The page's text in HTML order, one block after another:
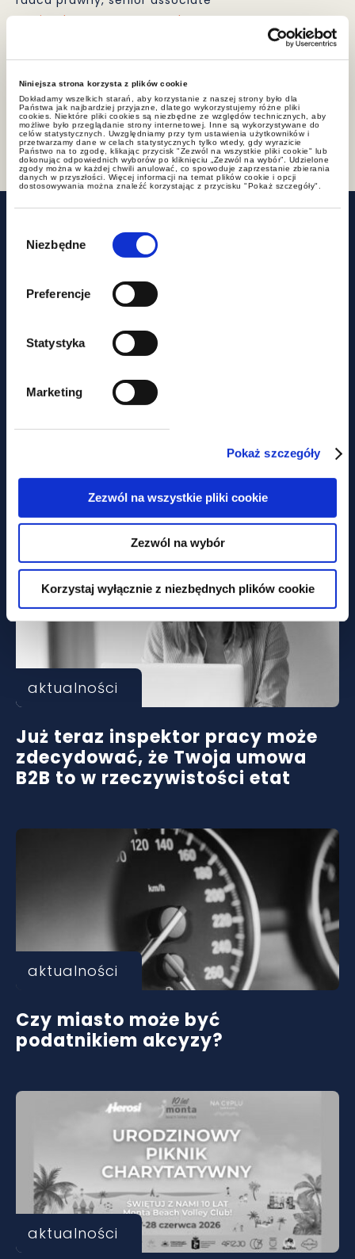
Niniejsza strona korzysta z plików cookie
Dokładamy wszelkich starań, aby korzystanie z naszej strony było dla
Państwa jak najbardziej przyjazne, dlatego wykorzystujemy różne pliki
cookies. Niektóre pliki cookies są niezbędne ze względów technicznych, aby
możliwe było przeglądanie strony internetowej. Inne są wykorzystywane do
celów statystycznych. Uwzględniamy przy tym ustawienia użytkowników i
przetwarzamy dane w celach statystycznych tylko wtedy, gdy wyrazicie
Państwo na to zgodę, klikając przycisk "Zezwól na wszystkie pliki cookie" lub
dokonując odpowiednich wyborów po kliknięciu „Zezwól na wybór”. Udzielone
zgody można w każdej chwili anulować, co spowoduje zaprzestanie zbierania
danych w przyszłości. Więcej informacji na temat plików cookie i opcji
dostosowywania można znaleźć korzystając z przycisku "Pokaż szczegóły".
zgody
Niezbędne
Preferencje
Statystyka
Marketing
Pokaż szczegóły
Zezwól na wszystkie pliki cookie
Zezwól na wybór
Korzystaj wyłącznie z niezbędnych plików cookie
Agnieszka.Rzeszut@gww.pl
Podziel się
Powiązane wpisy
aktualności
Chambers High Net Worth 2026 -
GWW w Band 1 nieprzerwanie od
aktualności
Już teraz inspektor pracy może
zdecydować, że Twoja umowa
B2B to w rzeczywistości etat
aktualności
Czy miasto może być
podatnikiem akcyzy?
aktualności